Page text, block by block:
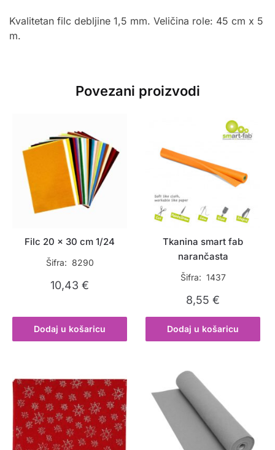
Kvalitetan filc debljine 1,5 mm. Veličina role: 45 cm x 5
m.
Povezani proizvodi
Filc 20 x 30 cm 1/24
Šifra: 8290
10,43€
Dodaj u košaricu
Tkanina smart fab
narančasta
Šifra: 1437
8,55€
Dodaj u košaricu